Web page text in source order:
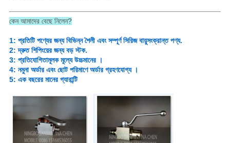
কেন আমাদের বেছে নিলেন?
1: প্রতিটি পণ্যের জন্য বিভিন্ন শৈলী এবং সম্পূর্ণ সিরিজ বায়ুসংক্রান্ত পণ্য.
2: দ্রুত শিপিংয়ের জন্য বড় স্টক.
3: প্রতিযোগিতামূলক মূল্যে উচ্চমানের ।
4: নমুনা অর্ডার এবং ছোট পরিমাণে অর্ডার গ্রহণযোগ্য ।
5: এক বছরের মানের গ্যারান্টি